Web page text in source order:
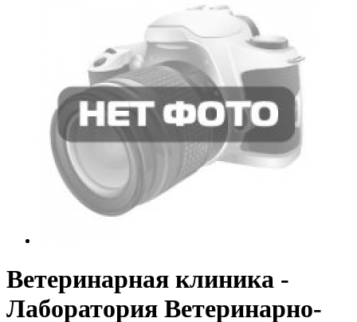
Ветеринарная клиника -
Лаборатория Ветеринарно-